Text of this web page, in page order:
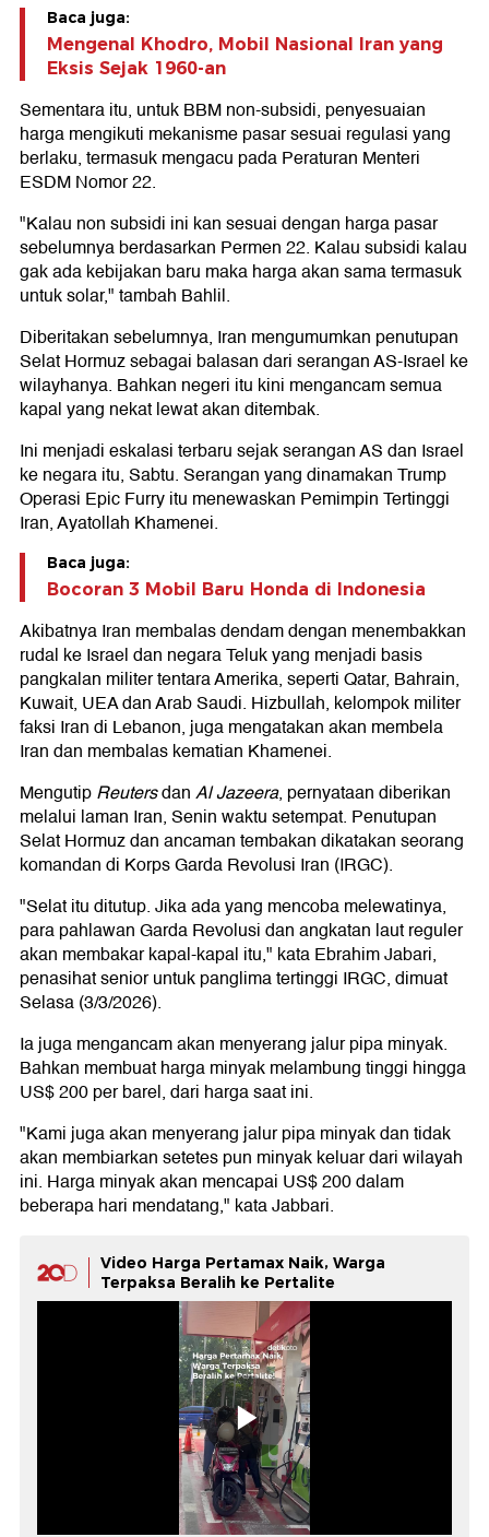
Baca juga:
Mengenal Khodro, Mobil Nasional Iran yang
Eksis Sejak 1960-an
Sementara itu, untuk BBM non-subsidi, penyesuaian
harga mengikuti mekanisme pasar sesuai regulasi yang
berlaku, termasuk mengacu pada Peraturan Menteri
ESDM Nomor 22.
"Kalau non subsidi ini kan sesuai dengan harga pasar
sebelumnya berdasarkan Permen 22. Kalau subsidi kalau
gak ada kebijakan baru maka harga akan sama termasuk
untuk solar," tambah Bahlil.
Diberitakan sebelumnya, Iran mengumumkan penutupan
Selat Hormuz sebagai balasan dari serangan AS-Israel ke
wilayhanya. Bahkan negeri itu kini mengancam semua
kapal yang nekat lewat akan ditembak.
Ini menjadi eskalasi terbaru sejak serangan AS dan Israel
ke negara itu, Sabtu. Serangan yang dinamakan Trump
Operasi Epic Furry itu menewaskan Pemimpin Tertinggi
Iran, Ayatollah Khamenei.
Baca juga:
Bocoran 3 Mobil Baru Honda di Indonesia
Akibatnya Iran membalas dendam dengan menembakkan
rudal ke Israel dan negara Teluk yang menjadi basis
pangkalan militer tentara Amerika, seperti Qatar, Bahrain,
Kuwait, UEA dan Arab Saudi. Hizbullah, kelompok militer
faksi Iran di Lebanon, juga mengatakan akan membela
Iran dan membalas kematian Khamenei.
MengutipReutersdanAl Jazeera, pernyataan diberikan
melalui laman Iran, Senin waktu setempat. Penutupan
Selat Hormuz dan ancaman tembakan dikatakan seorang
komandan di Korps Garda Revolusi Iran (IRGC).
"Selat itu ditutup. Jika ada yang mencoba melewatinya,
para pahlawan Garda Revolusi dan angkatan laut reguler
akan membakar kapal-kapal itu," kata Ebrahim Jabari,
penasihat senior untuk panglima tertinggi IRGC, dimuat
Selasa (3/3/2026).
Ia juga mengancam akan menyerang jalur pipa minyak.
Bahkan membuat harga minyak melambung tinggi hingga
US$ 200 per barel, dari harga saat ini.
"Kami juga akan menyerang jalur pipa minyak dan tidak
akan membiarkan setetes pun minyak keluar dari wilayah
ini. Harga minyak akan mencapai US$ 200 dalam
beberapa hari mendatang," kata Jabbari.
Video Harga Pertamax Naik, Warga
Terpaksa Beralih ke Pertalite